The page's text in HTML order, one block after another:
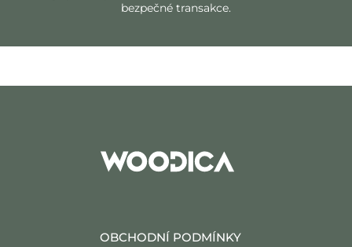
bezpečné transakce.
OBCHODNÍ PODMÍNKY